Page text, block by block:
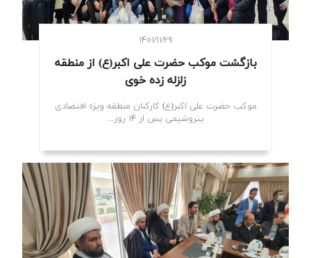
۱۴۰۱/۱۱/۲۹
بازگشت موکب حضرت علی اکبر(ع) از منطقه
زلزله زده خوی
موکب حضرت علی اکبر(ع) کارکنان منطقه ویژه اقتصادی
پتروشیمی پس از ۱۴ روز...